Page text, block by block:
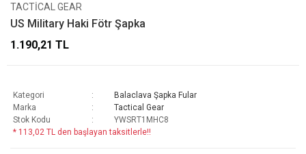
TACTICAL GEAR
US Military Haki Fötr Şapka
1.190,21 TL
Kategori
Balaclava Şapka Fular
Marka
Tactical Gear
Stok Kodu
YWSRT1MHC8
* 113,02 TL den başlayan taksitlerle!!